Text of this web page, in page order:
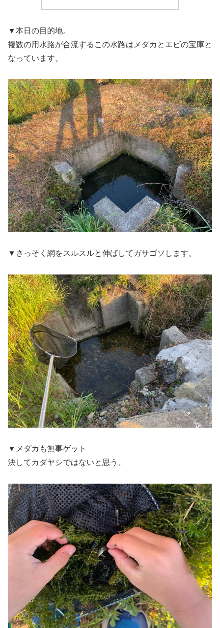
▼本日の目的地。
複数の用水路が合流するこの水路はメダカとエビの宝庫と
なっています。
▼さっそく網をスルスルと伸ばしてガサゴソします。
▼メダカも無事ゲット
決してカダヤシではないと思う。